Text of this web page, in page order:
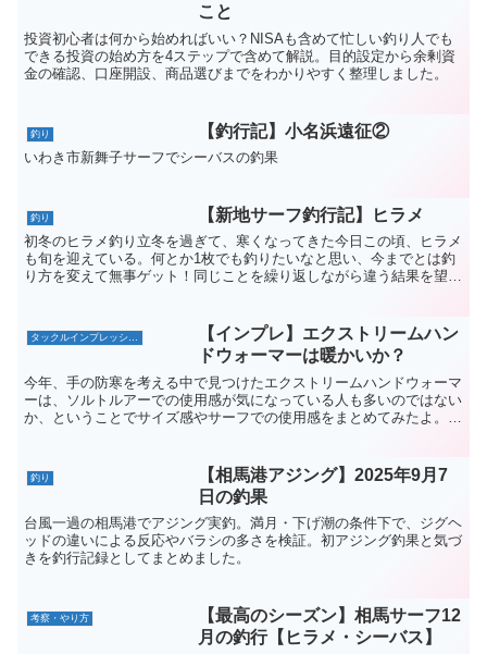
こと
投資初心者は何から始めればいい？NISAも含めて忙しい釣り人でも
できる投資の始め方を4ステップで含めて解説。目的設定から余剰資
金の確認、口座開設、商品選びまでをわかりやすく整理しました。
釣り 【釣行記】小名浜遠征②
いわき市新舞子サーフでシーバスの釣果
釣り 【新地サーフ釣行記】ヒラメ
初冬のヒラメ釣り立冬を過ぎて、寒くなってきた今日この頃、ヒラメ
も旬を迎えている。何とか1枚でも釣りたいなと思い、今までとは釣
り方を変えて無事ゲット！同じことを繰り返しながら違う結果を望む
【インプレ】エクストリームハン
ドウォーマーは暖かいか？
今年、手の防寒を考える中で見つけたエクストリームハンドウォーマ
ーは、ソルトルアーでの使用感が気になっている人も多いのではない
か、ということでサイズ感やサーフでの使用感をまとめてみたよ。釣
釣り
【相馬港アジング】2025年9月7
日の釣果
台風一過の相馬港でアジング実釣。満月・下げ潮の条件下で、ジグヘ
ッドの違いによる反応やバラシの多さを検証。初アジング釣果と気づ
きを釣行記録としてまとめました。
考察・やり方
【最高のシーズン】相馬サーフ12
月の釣行【ヒラメ・シーバス】